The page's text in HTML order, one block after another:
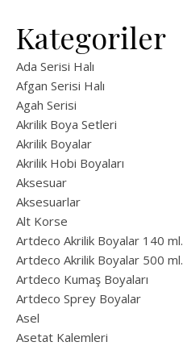
Kategoriler
Ada Serisi Halı
Afgan Serisi Halı
Agah Serisi
Akrilik Boya Setleri
Akrilik Boyalar
Akrilik Hobi Boyaları
Aksesuar
Aksesuarlar
Alt Korse
Artdeco Akrilik Boyalar 140 ml.
Artdeco Akrilik Boyalar 500 ml.
Artdeco Kumaş Boyaları
Artdeco Sprey Boyalar
Asel
Asetat Kalemleri